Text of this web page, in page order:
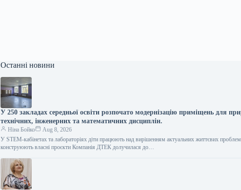
Останні новини
У 250 закладах середньої освіти розпочато модернізацію приміщень для
технічних, інженерних та математичних дисциплін.
Ніна Бойко
Aug 8, 2026
У STEM-кабінетах та лабораторіях діти працюють над вирішенням актуальних життєвих
конструюють власні проєкти Компанія ДТЕК долучилася до…